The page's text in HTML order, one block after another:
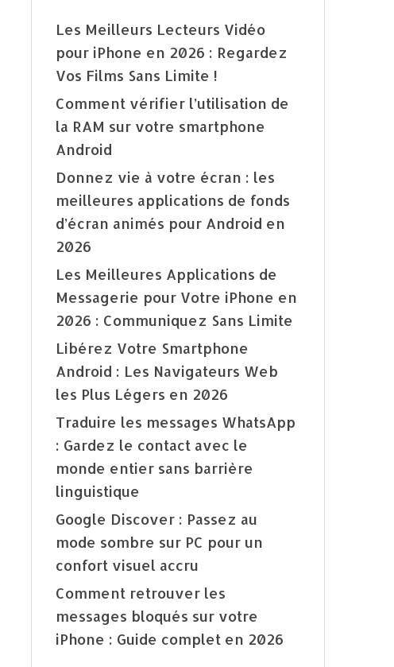
Les Meilleurs Lecteurs Vidéo
pour iPhone en 2026 : Regardez
Vos Films Sans Limite !
Comment vérifier l’utilisation de
la RAM sur votre smartphone
Android
Donnez vie à votre écran : les
meilleures applications de fonds
d’écran animés pour Android en
2026
Les Meilleures Applications de
Messagerie pour Votre iPhone en
2026 : Communiquez Sans Limite
Libérez Votre Smartphone
Android : Les Navigateurs Web
les Plus Légers en 2026
Traduire les messages WhatsApp
: Gardez le contact avec le
monde entier sans barrière
linguistique
Google Discover : Passez au
mode sombre sur PC pour un
confort visuel accru
Comment retrouver les
messages bloqués sur votre
iPhone : Guide complet en 2026